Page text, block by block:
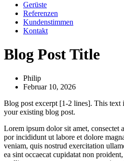
Gerüste
Referenzen
Kundenstimmen
Kontakt
Blog Post Title
Philip
Februar 10, 2026
Blog post excerpt [1-2 lines]. This text
your existing blog post.
Lorem ipsum dolor sit amet, consectet
por incididunt ut labore et dolore
veniam, quis nostrud exercitation
ea sint occaecat cupidatat non